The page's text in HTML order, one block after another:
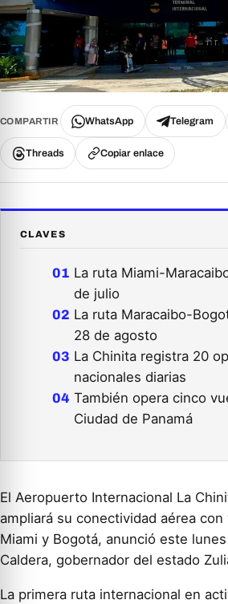
COMPARTIR WhatsApp Telegram
Threads Copiar enlace
CLAVES
La ruta Miami-
de julio
La ruta Maracaibo-
28 de agosto
La Chinita registra 20
nacionales diarias
También opera cinco
Ciudad de Panamá
El Aeropuerto Internacional La
ampliará su conectividad aérea
Miami y Bogotá, anunció este
Caldera, gobernador del estado
La primera ruta internacional en